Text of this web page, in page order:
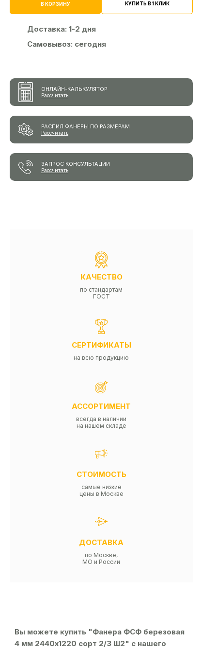
В КОРЗИНУ КУПИТЬ В 1 КЛИК
Доставка: 1-2 дня
Самовывоз: сегодня
ОНЛАЙН-КАЛЬКУЛЯТОР
Рассчитать
РАСПИЛ ФАНЕРЫ ПО РАЗМЕРАМ
Рассчитать
ЗАПРОС КОНСУЛЬТАЦИИ
Рассчитать
КАЧЕСТВО
по стандартам
ГОСТ
СЕРТИФИКАТЫ
на всю продукцию
АССОРТИМЕНТ
всегда в наличии
на нашем складе
СТОИМОСТЬ
самые низкие
цены в Москве
ДОСТАВКА
по Москве,
МО и России
Вы можете купить "Фанера ФСФ березовая
4 мм 2440х1220 сорт 2/3 Ш2" с нашего